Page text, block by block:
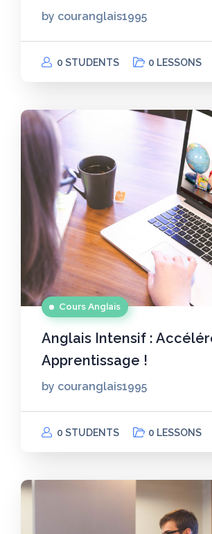
by couranglais1995
0 STUDENTS 0 LESSONS
Cours Anglais
Anglais Intensif :
Apprentissage !
by couranglais1995
0 STUDENTS 0 LESSONS